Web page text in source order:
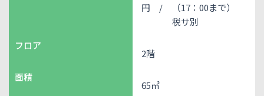
円 /
（17：00まで）
税サ別
フロア
2階
面積
65㎡